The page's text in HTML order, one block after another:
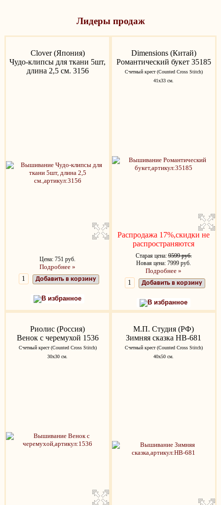
Лидеры продаж
Clover (Япония)
Чудо-клипсы для ткани 5шт,
длина 2,5 см. 3156
Цена: 751 руб.
Подробнее »
Добавить в корзину
В избранное
Dimensions (Китай)
Романтический букет 35185
Счетный крест (Counted Cross Stitch)
41x33 см.
Распродажа 17%,скидки не
распространяются
Старая цена:9599 руб.
Новая цена: 7999 руб.
Подробнее »
Добавить в корзину
В избранное
Риолис (Россия)
Венок с черемухой 1536
Счетный крест (Counted Cross Stitch)
30х30 см.
М.П. Студия (РФ)
Зимняя сказка НВ-681
Счетный крест (Counted Cross Stitch)
40х50 см.